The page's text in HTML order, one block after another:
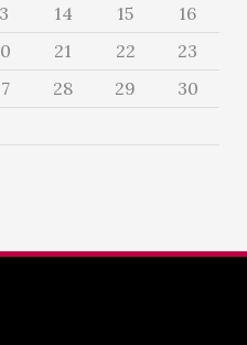
14 15
16
21 22
23
28 29
30